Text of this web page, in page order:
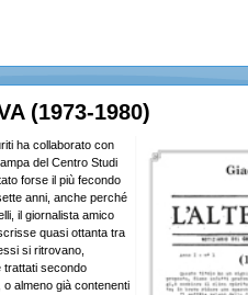
(1973-1980)
ha collaborato con
del Centro Studi
forse il più fecondo
anni, anche perché
il giornalista amico
quasi ottanta tra
si ritrovano,
trattati secondo
almeno già contenenti